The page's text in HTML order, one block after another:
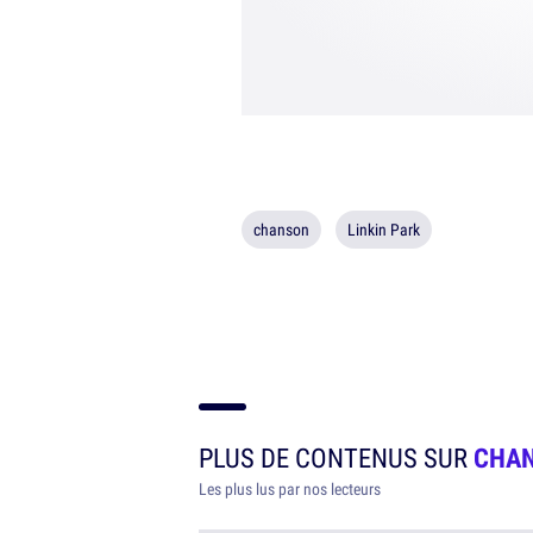
chanson Linkin Park
PLUS DE CONTENUS SUR
Les plus lus par nos lecteurs